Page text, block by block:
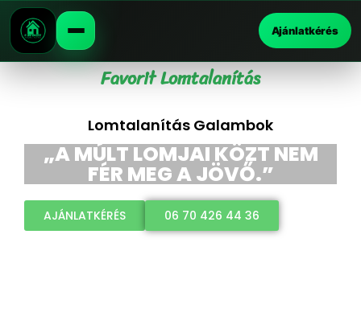
Ajánlatkérés
Favorit Lomtalanítás
Lomtalanítás Galambok
„A MÚLT LOMJAI KÖZT NEM
FÉR MEG A JÖVŐ.”
AJÁNLATKÉRÉS 06 70 426 44 36